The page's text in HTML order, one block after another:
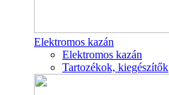
Elektromos kazán
Elektromos kazán
Tartozékok, kiegészítők